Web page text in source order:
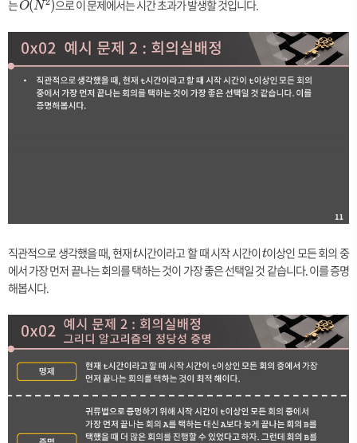
x
(
[j]
는O
N
^
2
O(N )으로 이 문제에서는 시간 초과가 발생할 것입니다.
직관적으로 생각했을 때, 현재t
t시간이라고 할 때 시작 시간이t
t이상인 모든 회의 중
에서 가장 먼저 끝나는 회의를 택하는 것이 가장 좋은 선택일 것 같습니다. 이를 증명
해봅시다.